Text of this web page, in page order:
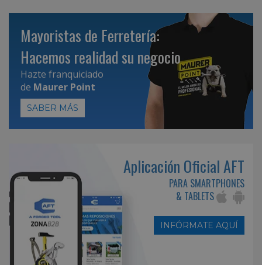
Mayoristas de Ferretería:
Hacemos realidad su negocio
Hazte franquiciado
de Maurer Point
SABER MÁS
Aplicación Oficial AFT
PARA SMARTPHONES
& TABLETS
INFÓRMATE AQUÍ